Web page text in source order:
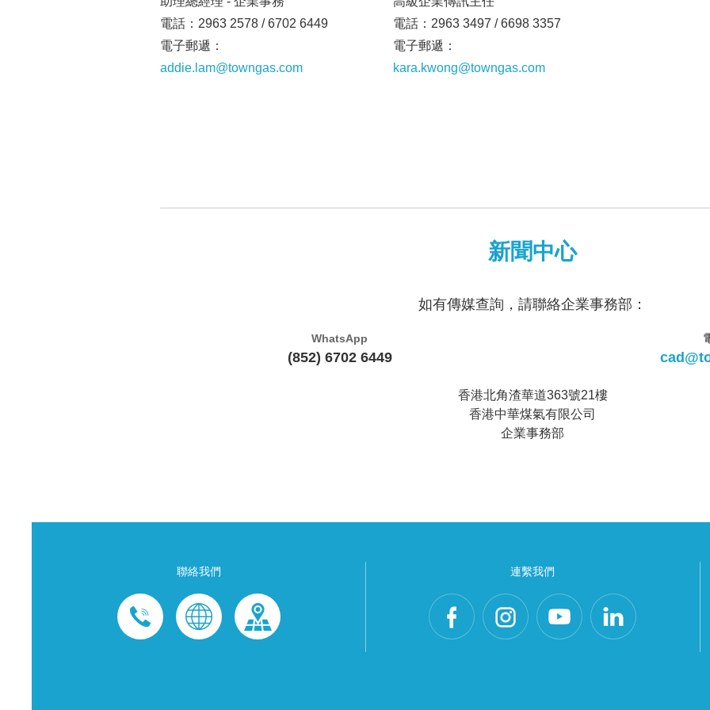
電話：2963 2578 / 6702 6449
電話：2963 3497 / 6698 3357
電子郵遞：
addie.lam@towngas.com
電子郵遞：
kara.kwong@towngas.com
新聞中心
如有傳媒查詢，請聯絡企業事務部：
WhatsApp
(852) 6702 6449
香港北角渣華道363號21樓
香港中華煤氣有限公司
企業事務部
聯絡我們 連繫我們